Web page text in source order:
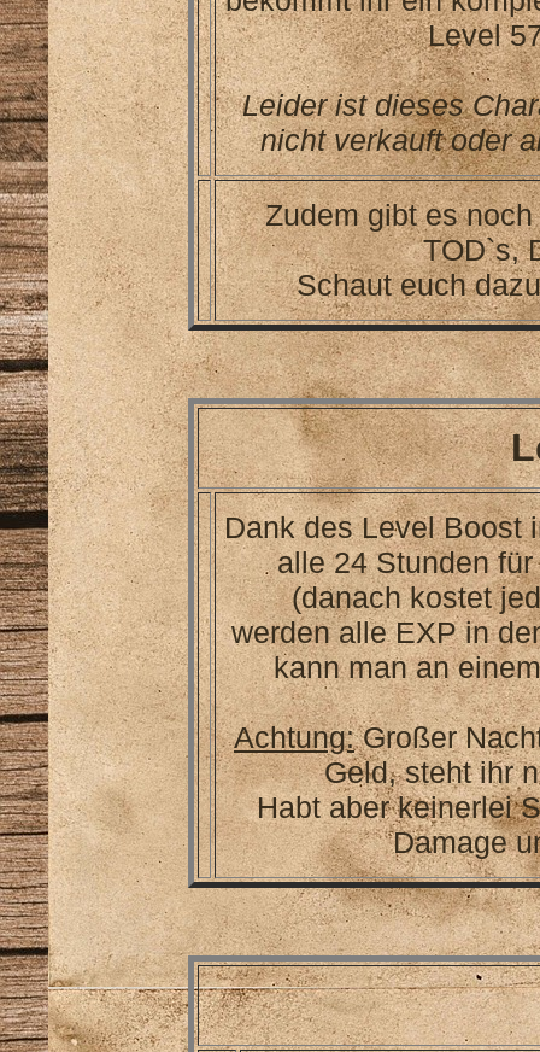
Level
Leider ist dieses
nicht verkauft oder
Zudem gibt es
TOD`s,
Schaut euch
Dank des Level Boost
alle 24 Stunden
(danach kostet
werden alle EXP in
kann man an
Achtung:Großer
Geld, steht ihr
Habt aber keinerlei
Damage